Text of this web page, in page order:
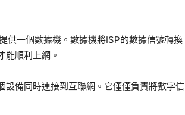
供一個數據機。數據機將ISP的數據信號轉換
能順利上網。
備同時連接到互聯網。它僅僅負責將數字信